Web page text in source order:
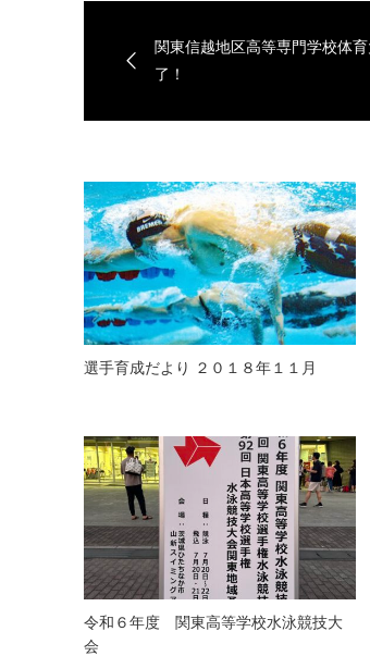
関東信越地区高等専門学校体
了！
選手育成だより ２０１８年１１月
令和６年度 関東高等学校水泳競技大
会